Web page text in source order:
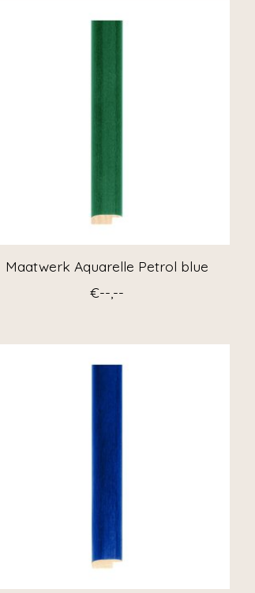
Maatwerk Aquarelle Petrol blue
€--,--